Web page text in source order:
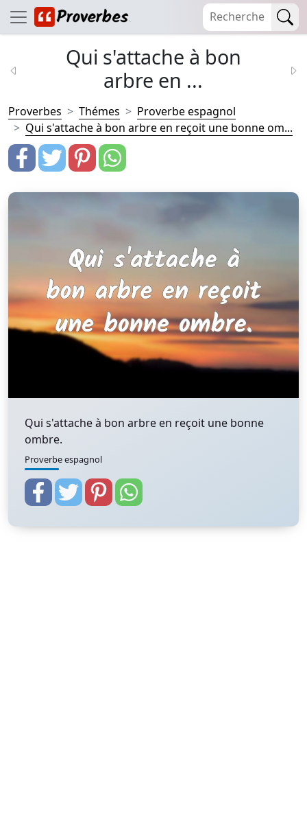
Qui s'attache à bon
arbre en ...
Proverbes Thémes
Proverbe espagnol
Qui s'attache à bon arbre en reçoit une bonne om...
Qui s'attache à bon arbre en reçoit une bonne
ombre.
Proverbe espagnol